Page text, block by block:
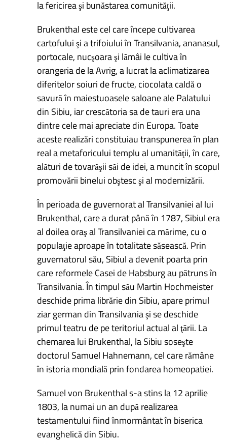
la fericirea şi bunăstarea comunităţii.
Brukenthal este cel care începe cultivarea
cartofului şi a trifoiului în Transilvania, ananasul,
portocale, nucşoara şi lămâi le cultiva în
orangeria de la Avrig, a lucrat la aclimatizarea
diferitelor soiuri de fructe, ciocolata caldă o
savură în maiestuoasele saloane ale Palatului
din Sibiu, iar crescătoria sa de tauri era una
dintre cele mai apreciate din Europa. Toate
aceste realizări constituiau transpunerea în plan
real a metaforicului templu al umanităţii, în care,
alături de tovarăşii săi de idei, a muncit în scopul
promovării binelui obştesc şi al modernizării.
În perioada de guvernorat al Transilvaniei al lui
Brukenthal, care a durat până în 1787, Sibiul era
al doilea oraş al Transilvaniei ca mărime, cu o
populaţie aproape în totalitate săsească. Prin
guvernatorul său, Sibiul a devenit poarta prin
care reformele Casei de Habsburg au pătruns în
Transilvania. În timpul său Martin Hochmeister
deschide prima librărie din Sibiu, apare primul
ziar german din Transilvania şi se deschide
primul teatru de pe teritoriul actual al ţării. La
chemarea lui Brukenthal, la Sibiu soseşte
doctorul Samuel Hahnemann, cel care rămâne
în istoria mondială prin fondarea homeopatiei.
Samuel von Brukenthal s-a stins la 12 aprilie
1803, la numai un an după realizarea
testamentului fiind înmormântat în biserica
evanghelică din Sibiu.